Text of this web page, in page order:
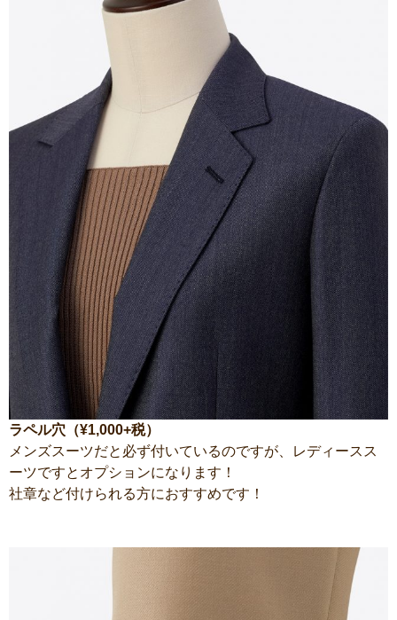
ラペル穴（¥1,000+税）
メンズスーツだと必ず付いているのですが、レディースス
ーツですとオプションになります！
社章など付けられる方におすすめです！